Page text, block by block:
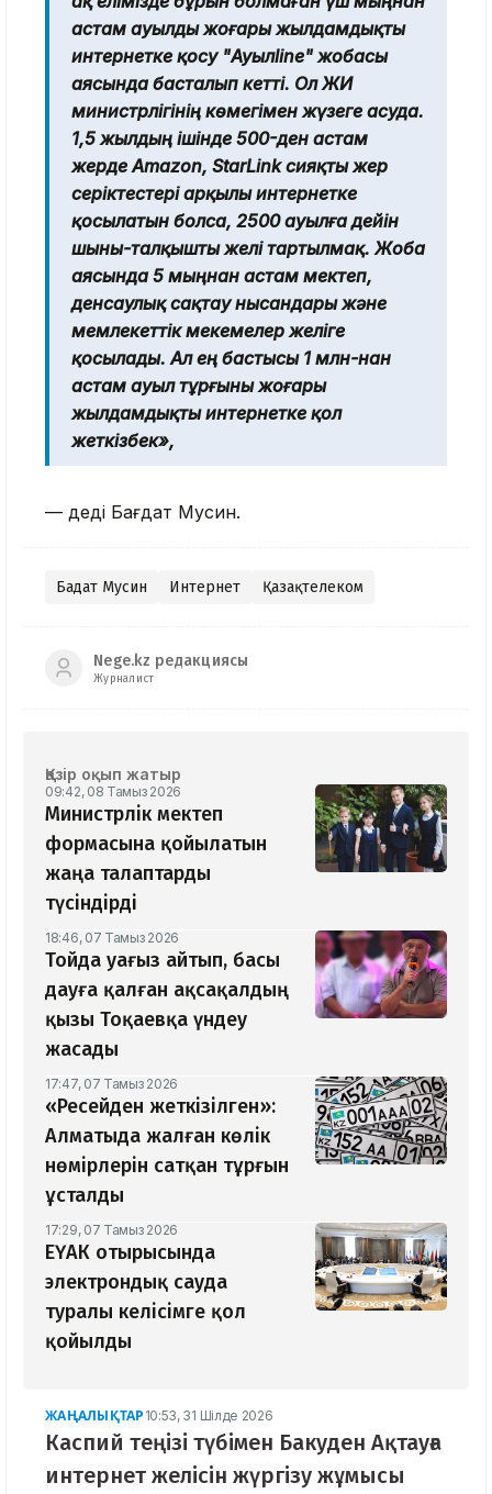
астам ауылды жоғары жылдамдықты
интернетке қосу "Ауылline" жобасы
аясында басталып кетті. Ол ЖИ
министрлігінің көмегімен жүзеге асуда.
1,5 жылдың ішінде 500-ден астам
жерде Amazon, StarLink сияқты жер
серіктестері арқылы интернетке
қосылатын болса, 2500 ауылға дейін
шыны-талқышты желі тартылмақ. Жоба
аясында 5 мыңнан астам мектеп,
денсаулық сақтау нысандары және
мемлекеттік мекемелер желіге
қосылады. Ал ең бастысы 1 млн-нан
астам ауыл тұрғыны жоғары
жылдамдықты интернетке қол
жеткізбек»,
— деді Бағдат Мусин.
Бағдат Мусин Интернет Қазақтелеком
Nege.kz редакциясы
Журналист
Қазір оқып жатыр
09:42, 08 Тамыз 2026
Министрлік мектеп
формасына қойылатын
жаңа талаптарды
түсіндірді
18:46, 07 Тамыз 2026
Тойда уағыз айтып, басы
дауға қалған ақсақалдың
қызы Тоқаевқа үндеу
жасады
17:47, 07 Тамыз 2026
«Ресейден жеткізілген»:
Алматыда жалған көлік
нөмірлерін сатқан тұрғын
ұсталды
17:29, 07 Тамыз 2026
ЕҮАК отырысында
электрондық сауда
туралы келісімге қол
қойылды
ЖАҢАЛЫҚТАР 10:53, 31 Шілде 2026
Каспий теңізі түбімен Бакуден Ақтауға
интернет желісін жүргізу жұмысы